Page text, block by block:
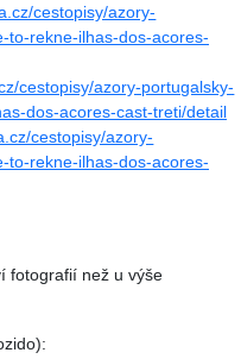
cestopisy/azory-
to-rekne-ilhas-dos-acores-
cestopisy/azory-portugalsky-
dos-acores-cast-treti/detail
cestopisy/azory-
to-rekne-ilhas-dos-acores-
fotografií než u výše